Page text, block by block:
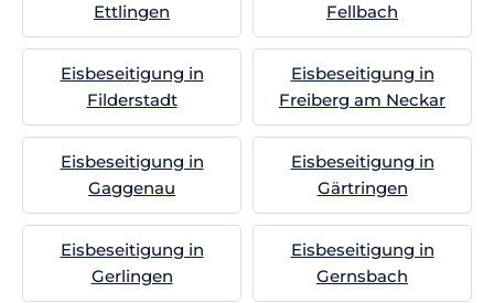
Ettlingen
Fellbach
Eisbeseitigung in
Filderstadt
Eisbeseitigung in
Freiberg am Neckar
Eisbeseitigung in
Gaggenau
Eisbeseitigung in
Gärtringen
Eisbeseitigung in
Gerlingen
Eisbeseitigung in
Gernsbach